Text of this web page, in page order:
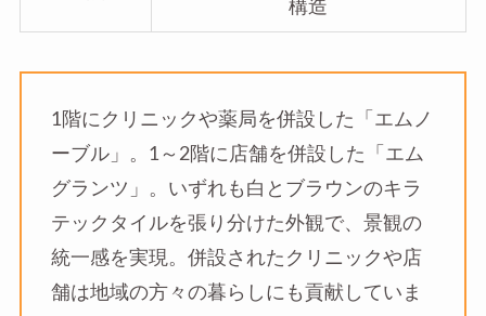
構造
1階にクリニックや薬局を併設した「エムノ
ーブル」。1～2階に店舗を併設した「エム
グランツ」。いずれも白とブラウンのキラ
テックタイルを張り分けた外観で、景観の
統一感を実現。併設されたクリニックや店
舗は地域の方々の暮らしにも貢献していま